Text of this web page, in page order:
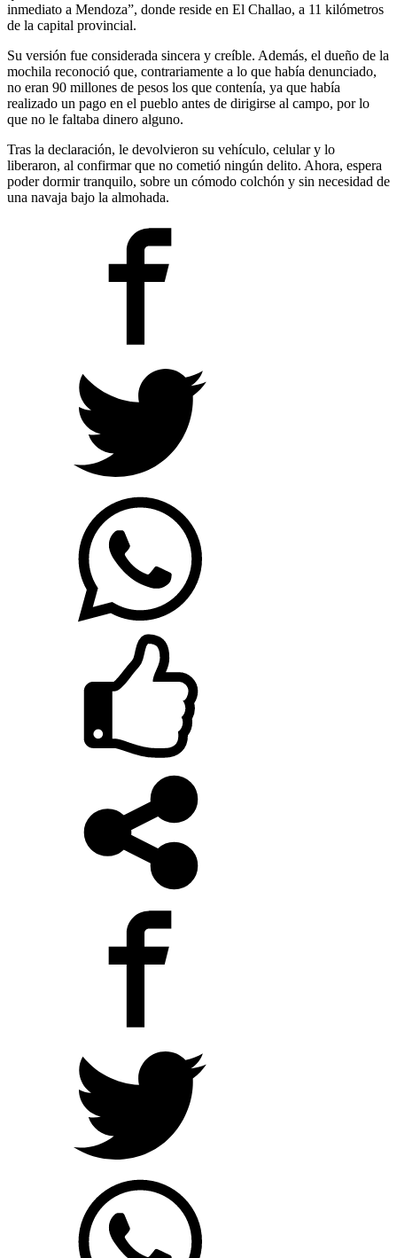
inmediato a Mendoza”, donde reside en El Challao, a 11 kilómetros
de la capital provincial.
Su versión fue considerada sincera y creíble. Además, el dueño de la
mochila reconoció que, contrariamente a lo que había denunciado,
no eran 90 millones de pesos los que contenía, ya que había
realizado un pago en el pueblo antes de dirigirse al campo, por lo
que no le faltaba dinero alguno.
Tras la declaración, le devolvieron su vehículo, celular y lo
liberaron, al confirmar que no cometió ningún delito. Ahora, espera
poder dormir tranquilo, sobre un cómodo colchón y sin necesidad de
una navaja bajo la almohada.